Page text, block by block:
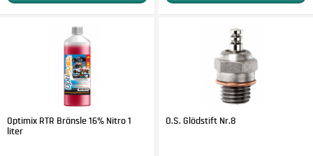
Optimix RTR Bränsle 16% Nitro 1
liter
O.S. Glödstift Nr.8